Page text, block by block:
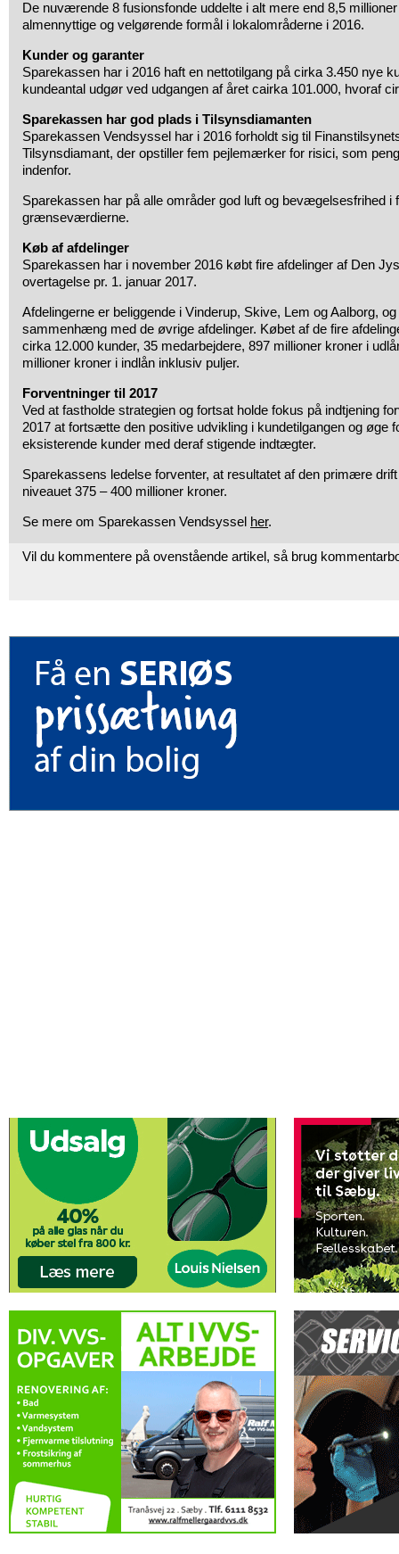
De nuværende 8 fusionsfonde uddelte i alt mere end 8,5
almennyttige og velgørende formål i lokalområderne i 2016.
Kunder og garanter
Sparekassen har i 2016 haft en nettotilgang på cirka 3.450 nye
kundeantal udgør ved udgangen af året cairka 101.000, hvoraf
Sparekassen har god plads i Tilsynsdiamanten
Sparekassen Vendsyssel har i 2016 forholdt sig til
Tilsynsdiamant, der opstiller fem pejlemærker for risici, som
indenfor.
Sparekassen har på alle områder god luft og bevægelsesfrihed i
grænseværdierne.
Køb af afdelinger
Sparekassen har i november 2016 købt fire afdelinger af Den
overtagelse pr. 1. januar 2017.
Afdelingerne er beliggende i Vinderup, Skive, Lem og Aalborg,
sammenhæng med de øvrige afdelinger. Købet af de fire
cirka 12.000 kunder, 35 medarbejdere, 897 millioner kroner i
millioner kroner i indlån inklusiv puljer.
Forventninger til 2017
Ved at fastholde strategien og fortsat holde fokus på indtjening
2017 at fortsætte den positive udvikling i kundetilgangen og øge
eksisterende kunder med deraf stigende indtægter.
Sparekassens ledelse forventer, at resultatet af den primære
niveauet 375 – 400 millioner kroner.
Se mere om Sparekassen Vendsyssel her.
Vil du kommentere på ovenstående artikel, så brug